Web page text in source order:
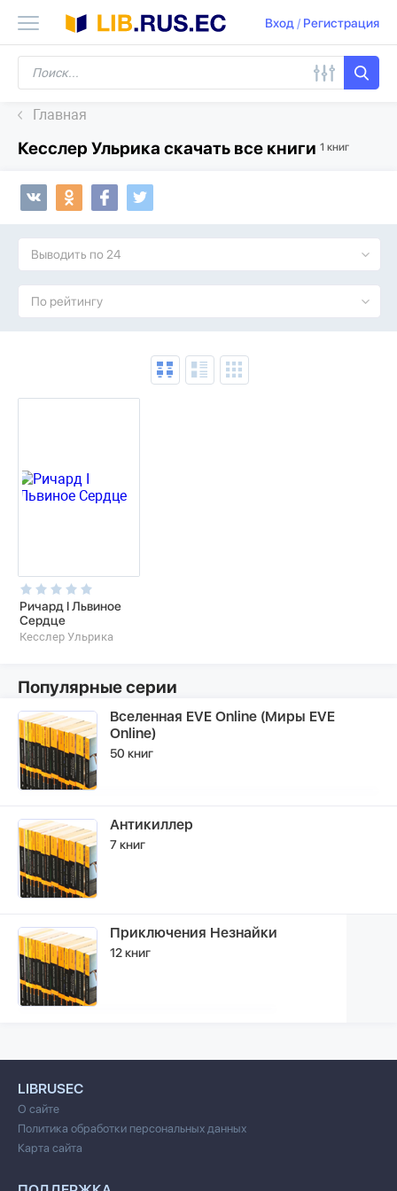
Вход/ Регистрация
Главная
Кесслер Ульрика скачать все книги 1 книг
Выводить по 24
По рейтингу
Ричард I Львиное
Сердце
Кесслер Ульрика
Популярные серии
Вселенная EVE Online (Миры EVE
Online)
50 книг
Антикиллер
7 книг
Приключения Незнайки
12 книг
LIBRUSEC
О сайте
Политика обработки персональных данных
Карта сайта